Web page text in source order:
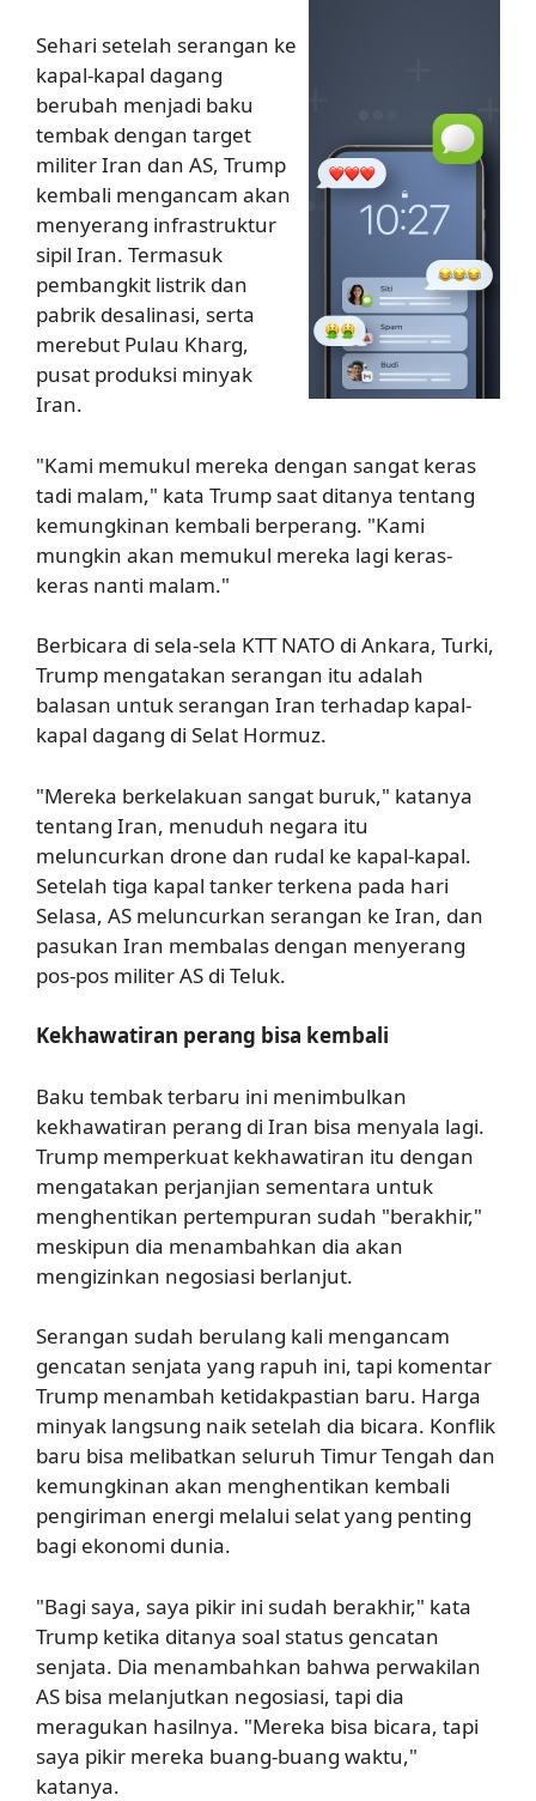
Sehari setelah serangan ke
kapal-kapal dagang
berubah menjadi baku
tembak dengan target
militer Iran dan AS, Trump
kembali mengancam akan
menyerang infrastruktur
sipil Iran. Termasuk
pembangkit listrik dan
pabrik desalinasi, serta
merebut Pulau Kharg,
pusat produksi minyak
Iran.
"Kami memukul mereka dengan sangat keras
tadi malam," kata Trump saat ditanya tentang
kemungkinan kembali berperang. "Kami
mungkin akan memukul mereka lagi keras-
keras nanti malam."
Berbicara di sela-sela KTT NATO di Ankara, Turki,
Trump mengatakan serangan itu adalah
balasan untuk serangan Iran terhadap kapal-
kapal dagang di Selat Hormuz.
"Mereka berkelakuan sangat buruk," katanya
tentang Iran, menuduh negara itu
meluncurkan drone dan rudal ke kapal-kapal.
Setelah tiga kapal tanker terkena pada hari
Selasa, AS meluncurkan serangan ke Iran, dan
pasukan Iran membalas dengan menyerang
pos-pos militer AS di Teluk.
Kekhawatiran perang bisa kembali
Baku tembak terbaru ini menimbulkan
kekhawatiran perang di Iran bisa menyala lagi.
Trump memperkuat kekhawatiran itu dengan
mengatakan perjanjian sementara untuk
menghentikan pertempuran sudah "berakhir,"
meskipun dia menambahkan dia akan
mengizinkan negosiasi berlanjut.
Serangan sudah berulang kali mengancam
gencatan senjata yang rapuh ini, tapi komentar
Trump menambah ketidakpastian baru. Harga
minyak langsung naik setelah dia bicara. Konflik
baru bisa melibatkan seluruh Timur Tengah dan
kemungkinan akan menghentikan kembali
pengiriman energi melalui selat yang penting
bagi ekonomi dunia.
"Bagi saya, saya pikir ini sudah berakhir," kata
Trump ketika ditanya soal status gencatan
senjata. Dia menambahkan bahwa perwakilan
AS bisa melanjutkan negosiasi, tapi dia
meragukan hasilnya. "Mereka bisa bicara, tapi
saya pikir mereka buang-buang waktu,"
katanya.